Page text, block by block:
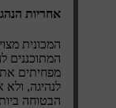
אחריות
המכונית
המתוכננים
מפחיתים
לנהיגה,
הבטוחה